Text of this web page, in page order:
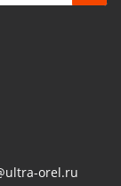
orel.ru